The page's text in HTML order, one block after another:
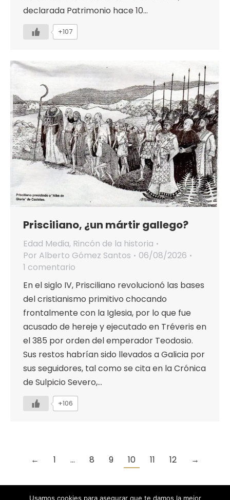
declarada Patrimonio hace 10…
+107
Prisciliano, ¿un mártir gallego?
Edad Media, Rincón de la historia
Por Alberto Gómez Santos
06/08/2026
1 comentario
En el siglo IV, Prisciliano revolucionó las bases
del cristianismo primitivo chocando
frontalmente con la Iglesia, por lo que fue
acusado de hereje y ejecutado en Tréveris en
el 385 por orden del emperador Teodosio.
Sus restos habrían sido llevados a Galicia por
sus seguidores, tal como se cita en la Crónica
de Sulpicio Severo,…
+106
← 1 … 8 9 10 11 12 →
Usamos cookies para asegurar que te damos la mejor